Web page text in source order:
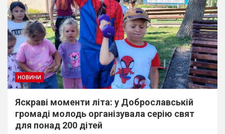
НОВИНИ
Яскраві моменти літа: у Доброславській
громаді молодь організувала серію свят
для понад 200 дітей